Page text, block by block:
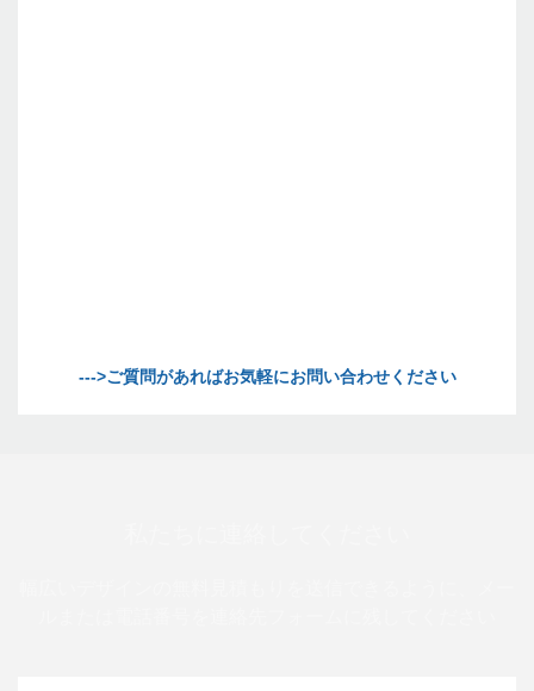
--->ご質問があればお気軽にお問い合わせください